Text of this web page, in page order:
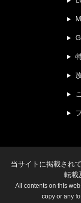
当サイトに掲載され
転載
All contents on this
copy or any